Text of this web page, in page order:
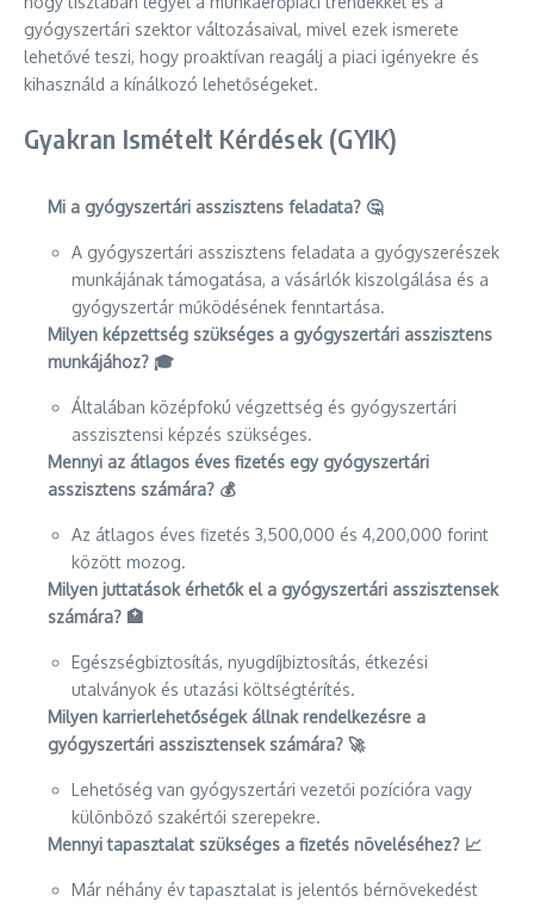
gyógyszertári szektor változásaival, mivel ezek ismerete
lehetővé teszi, hogy proaktívan reagálj a piaci igényekre és
kihasználd a kínálkozó lehetőségeket.
Gyakran Ismételt Kérdések (GYIK)
Mi a gyógyszertári asszisztens feladata? 🤔
A gyógyszertári asszisztens feladata a gyógyszerészek
munkájának támogatása, a vásárlók kiszolgálása és a
gyógyszertár működésének fenntartása.
Milyen képzettség szükséges a gyógyszertári asszisztens
munkájához? 🎓
Általában középfokú végzettség és gyógyszertári
asszisztensi képzés szükséges.
Mennyi az átlagos éves fizetés egy gyógyszertári
asszisztens számára? 💰
Az átlagos éves fizetés 3,500,000 és 4,200,000 forint
között mozog.
Milyen juttatások érhetők el a gyógyszertári asszisztensek
számára? 🏥
Egészségbiztosítás, nyugdíjbiztosítás, étkezési
utalványok és utazási költségtérítés.
Milyen karrierlehetőségek állnak rendelkezésre a
gyógyszertári asszisztensek számára? 🚀
Lehetőség van gyógyszertári vezetői pozícióra vagy
különböző szakértői szerepekre.
Mennyi tapasztalat szükséges a fizetés növeléséhez? 📈
Már néhány év tapasztalat is jelentős bérnövekedést